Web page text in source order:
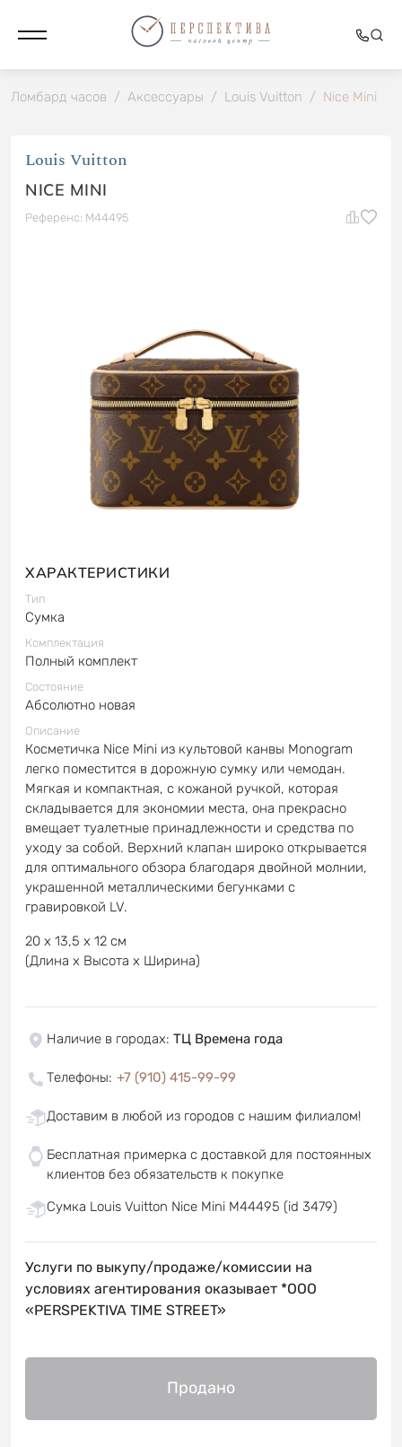
Ломбард часов / Аксессуары / Louis Vuitton / Nice Mini
Louis Vuitton
NICE MINI
Референс: M44495
ХАРАКТЕРИСТИКИ
Тип
Сумка
Комплектация
Полный комплект
Состояние
Абсолютно новая
Описание
Косметичка Nice Mini из культовой канвы Monogram
легко поместится в дорожную сумку или чемодан.
Мягкая и компактная, с кожаной ручкой, которая
складывается для экономии места, она прекрасно
вмещает туалетные принадлежности и средства по
уходу за собой. Верхний клапан широко открывается
для оптимального обзора благодаря двойной молнии,
украшенной металлическими бегунками с
гравировкой LV.
20 х 13,5 х 12 см
(Длина x Высота x Ширина)
Наличие в городах: ТЦ Времена года
Телефоны: +7 (910) 415-99-99
Доставим в любой из городов с нашим филиалом!
Бесплатная примерка с доставкой для постоянных
клиентов без обязательств к покупке
Сумка Louis Vuitton Nice Mini M44495 (id 3479)
Услуги по выкупу/продаже/комиссии на
условиях агентирования оказывает *OOO
«PERSPEKTIVA TIME STREET»
Продано